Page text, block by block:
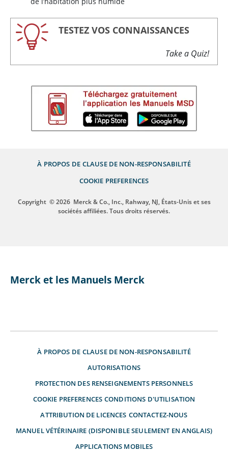
TESTEZ VOS CONNAISSANCES
Take a Quiz!
À PROPOS DE CLAUSE DE NON-RESPONSABILITÉ
COOKIE PREFERENCES
Copyright © 2026 Merck & Co., Inc., Rahway, NJ, États-Unis et ses
sociétés affiliées. Tous droits réservés.
Merck et les Manuels Merck
À PROPOS DE CLAUSE DE NON-RESPONSABILITÉ
AUTORISATIONS
PROTECTION DES RENSEIGNEMENTS PERSONNELS
COOKIE PREFERENCES CONDITIONS D'UTILISATION
ATTRIBUTION DE LICENCES CONTACTEZ-NOUS
MANUEL VÉTÉRINAIRE (DISPONIBLE SEULEMENT EN ANGLAIS)
APPLICATIONS MOBILES